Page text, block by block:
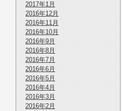
2017年1月
2016年12月
2016年11月
2016年10月
2016年9月
2016年8月
2016年7月
2016年6月
2016年5月
2016年4月
2016年3月
2016年2月